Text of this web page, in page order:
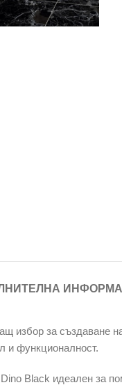
избор за създаване
и функционалност.
Black идеален за